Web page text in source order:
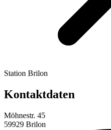
Station Brilon
Kontaktdaten
Möhnestr. 45
59929 Brilon